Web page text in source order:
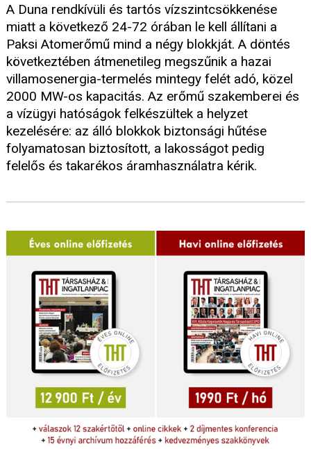
A Duna rendkívüli és tartós vízszintcsökkenése
miatt a következő 24-72 órában le kell állítani a
Paksi Atomerőmű mind a négy blokkját. A döntés
következtében átmenetileg megszűnik a hazai
villamosenergia-termelés mintegy felét adó, közel
2000 MW-os kapacitás. Az erőmű szakemberei és
a vízügyi hatóságok felkészültek a helyzet
kezelésére: az álló blokkok biztonsági hűtése
folyamatosan biztosított, a lakosságot pedig
felelős és takarékos áramhasználatra kérik.